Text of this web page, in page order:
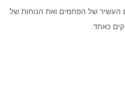
העשיר של הפחמים ואת הנוחות של
כאחד.